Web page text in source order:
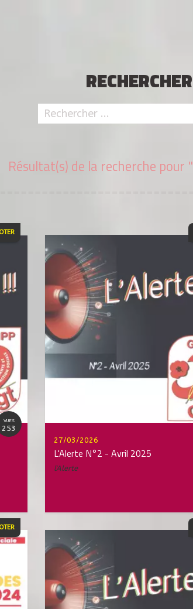
RECHERCHER
Résultat(s) de la recherche pour "
VUES
253
27/03/2026
L'Alerte N°2 - Avril 2025
l'Alerte